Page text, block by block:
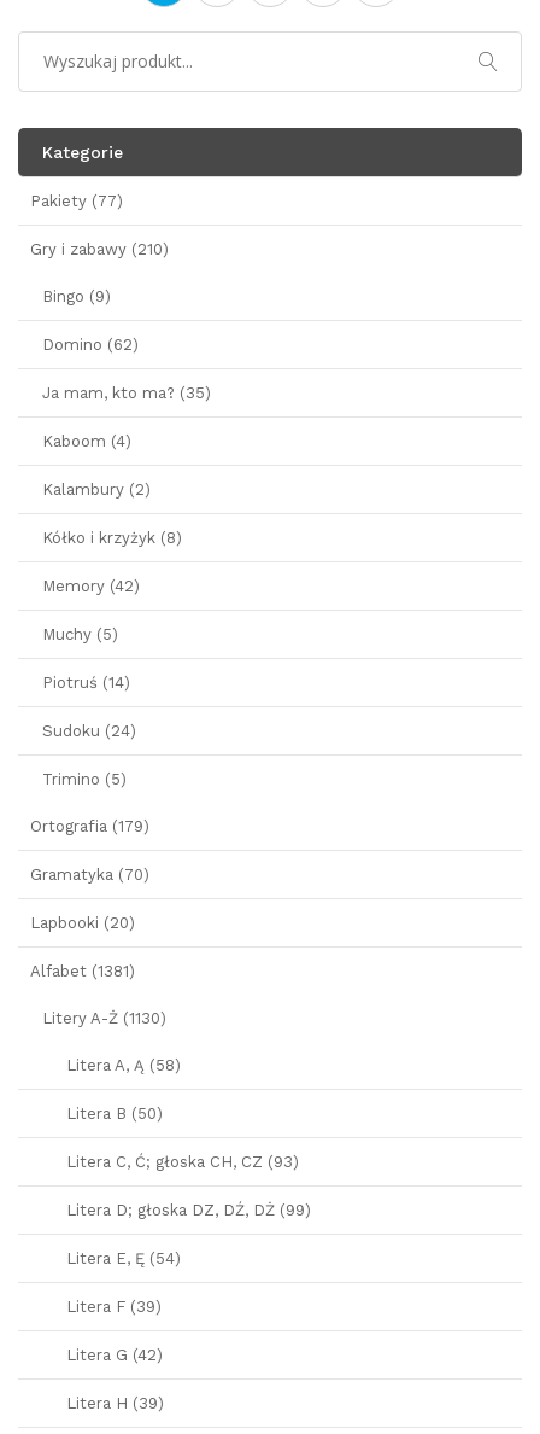
Kategorie
Pakiety (77)
Gry i zabawy (210)
Bingo (9)
Domino (62)
Ja mam, kto ma? (35)
Kaboom (4)
Kalambury (2)
Kółko i krzyżyk (8)
Memory (42)
Muchy (5)
Piotruś (14)
Sudoku (24)
Trimino (5)
Ortografia (179)
Gramatyka (70)
Lapbooki (20)
Alfabet (1381)
Litery A-Ż (1130)
Litera A, Ą (58)
Litera B (50)
Litera C, Ć; głoska CH, CZ (93)
Litera D; głoska DZ, DŹ, DŻ (99)
Litera E, Ę (54)
Litera F (39)
Litera G (42)
Litera H (39)